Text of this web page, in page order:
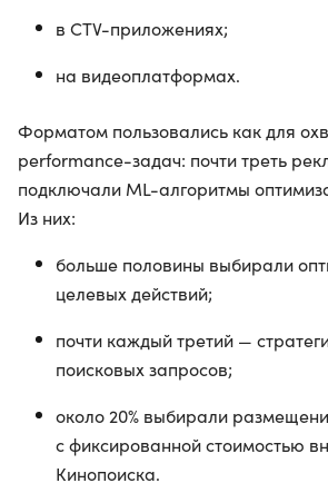
в CTV-приложениях;
на видеоплатформах.
Форматом пользовались как для
performance-задач: почти треть
подключали ML-алгоритмы
Из них:
больше половины выбирали
целевых действий;
почти каждый третий —
поисковых запросов;
около 20% выбирали
с фиксированной стоимостью
Кинопоиска.